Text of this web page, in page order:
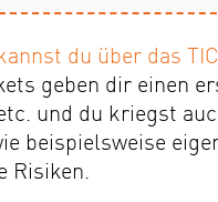
du über das
geben dir einen
und du kriegst
beispielsweise
Risiken.